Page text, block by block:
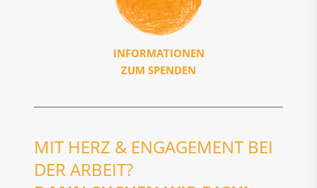
INFORMATIONEN
ZUM SPENDEN
MIT HERZ & ENGAGEMENT BEI
DER ARBEIT?